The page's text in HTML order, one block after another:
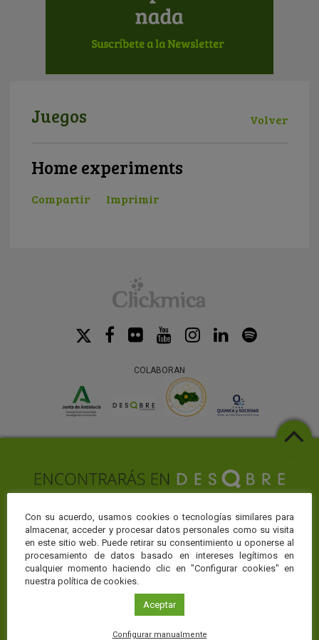
Juegos Volver
Home experiments
Compartir Imprimir
COLABORAN
Web temáticas
La Fundación Descubre te ofrece toda la actualidad sobre ciencia y
conocimiento en CienciaDirecta, pero puedes profundizar en el área
de conocimiento que más te interese visitando nuestros portales
Con su acuerdo, usamos cookies o tecnologías similares para
almacenar, acceder y procesar datos personales como su visita
en este sitio web. Puede retirar su consentimiento u oponerse al
procesamiento de datos basado en intereses legítimos en
cualquier momento haciendo clic en "Configurar cookies" en
nuestra política de cookies.
Aceptar
Configurar manualmente